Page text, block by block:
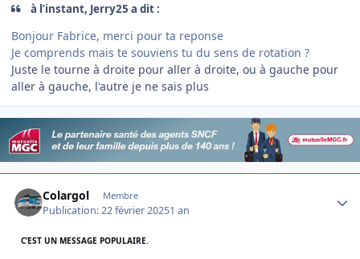
à l’instant, Jerry25 a dit :
Bonjour Fabrice, merci pour ta reponse
Je comprends mais te souviens tu du sens de rotation ?
Juste le tourne à droite pour aller à droite, ou à gauche pour
aller à gauche, l'autre je ne sais plus
Colargol Membre
Publication:22 février 20251 an
C’EST UN MESSAGE POPULAIRE.